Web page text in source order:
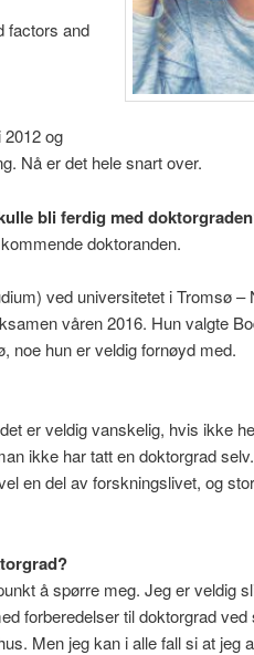
factors and
og
Nå er det hele snart over.
bli ferdig med
doktoranden.
ved universitetet i Tromsø –
våren 2016. Hun valgte
noe hun er veldig fornøyd med.
er veldig vanskelig, hvis ikke
ikke har tatt en doktorgrad
en del av forskningslivet, og
å spørre meg. Jeg er veldig
forberedelser til doktorgrad ved
Men jeg kan i alle fall si at jeg